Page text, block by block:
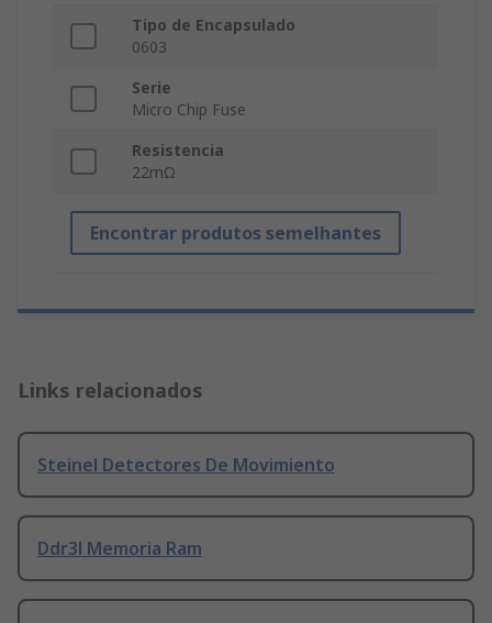
Tipo de Encapsulado
0603
Serie
Micro Chip Fuse
Resistencia
22mΩ
Encontrar produtos semelhantes
Links relacionados
Steinel Detectores De Movimiento
Ddr3l Memoria Ram